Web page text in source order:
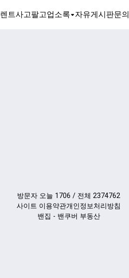
렌트사고팔고업소록 자유게시판문의
방문자 오늘 1706 / 전체 2374762
사이트 이용약관개인정보처리방침
밴집 - 밴쿠버 부동산